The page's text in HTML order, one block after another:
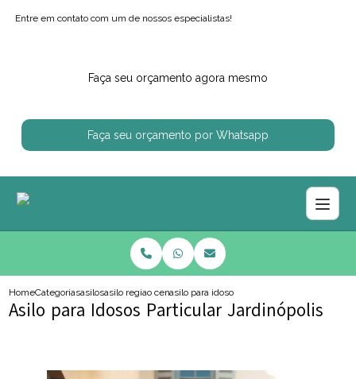
Entre em contato com um de nossos especialistas!
Faça seu orçamento agora mesmo
Faça seu orçamento por Whatsapp
HomeCategoriasasilosasilo regiao centro sulasilo para idosos particular jardinopolis
Asilo para Idosos Particular Jardinópolis